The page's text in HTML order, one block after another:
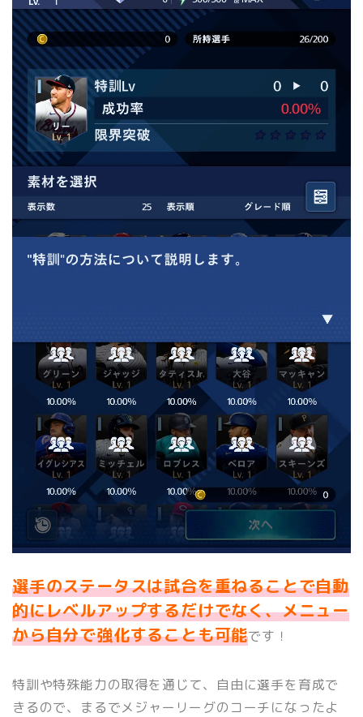
選手のステータスは試合を重ねることで自動
的にレベルアップするだけでなく、メニュー
から自分で強化することも可能です！
特訓や特殊能力の取得を通じて、自由に選手を育成で
きるので、まるでメジャーリーグのコーチになったよ